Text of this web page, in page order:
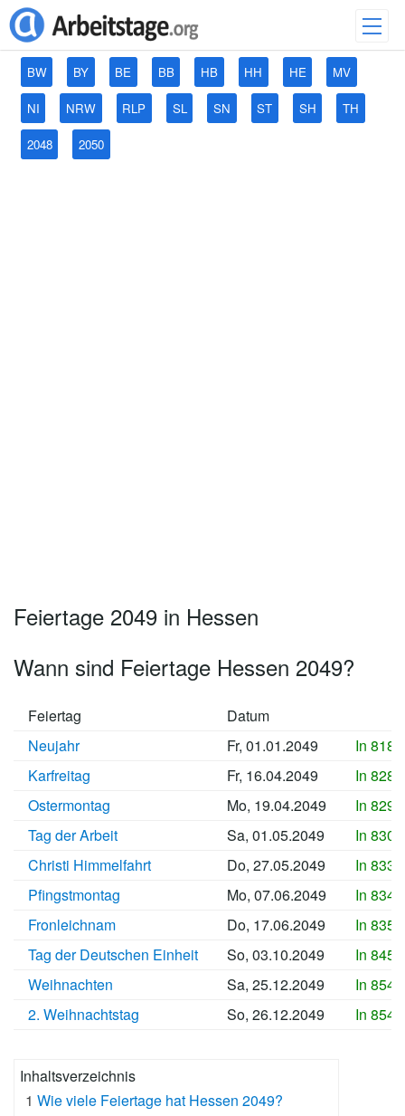
BW BY BE BB HB HH HE MV
NI NRW RLP SL SN ST SH TH
2048 2050
Feiertage 2049 in Hessen
Wann sind Feiertage Hessen 2049?
Feiertag
Datum
Neujahr
Fr, 01.01.2049
In
Karfreitag
Fr, 16.04.2049
In
Ostermontag
Mo, 19.04.2049
In
Tag der Arbeit
Sa, 01.05.2049
In
Christi Himmelfahrt
Do, 27.05.2049
In
Pfingstmontag
Mo, 07.06.2049
In
Fronleichnam
Do, 17.06.2049
In
Tag der Deutschen Einheit
So, 03.10.2049
In
Weihnachten
Sa, 25.12.2049
In
2. Weihnachtstag
So, 26.12.2049 In
Inhaltsverzeichnis
1 Wie viele Feiertage hat Hessen 2049?